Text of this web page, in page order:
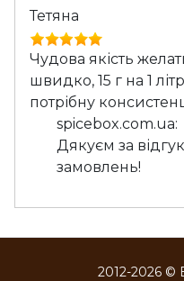
Тетяна
Чудова якість
швидко, 15 г на 1
потрібну
spicebox.com.ua:
Дякуєм за
замовлень!
2012-2026 ©